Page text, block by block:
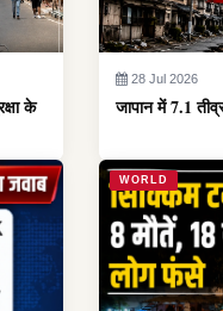
के
28 Jul 2026
जापान में 7.1
WORLD